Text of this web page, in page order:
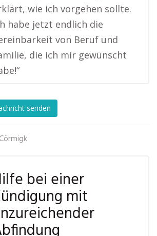
wie ich vorgehen sollte.
habe jetzt endlich die
von Beruf und
die ich mir gewünscht
senden
Cörmigk
bei einer
mit